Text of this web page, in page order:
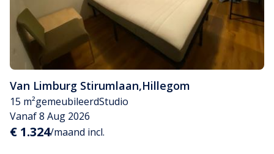
Van Limburg Stirumlaan,Hillegom
15 m²gemeubileerdStudio
Vanaf 8 Aug 2026
€ 1.324/maand incl.